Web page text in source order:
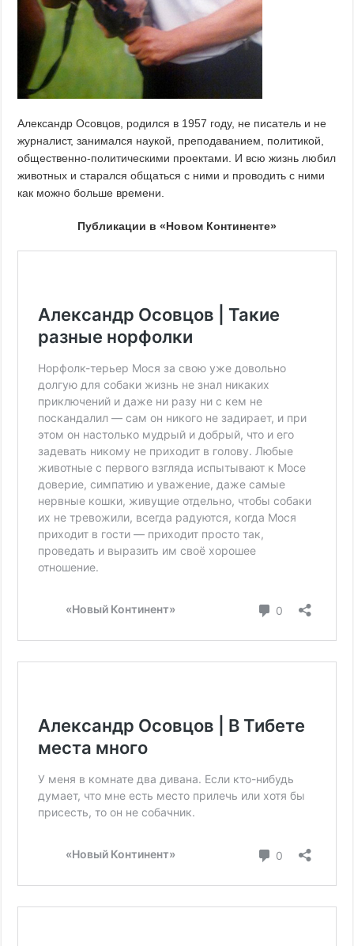
Александр Осовцов, родился в 1957 году, не писатель и не
журналист, занимался наукой, преподаванием, политикой,
общественно-политическими проектами. И всю жизнь любил
животных и старался общаться с ними и проводить с ними
как можно больше времени.
Публикации в «Новом Континенте»